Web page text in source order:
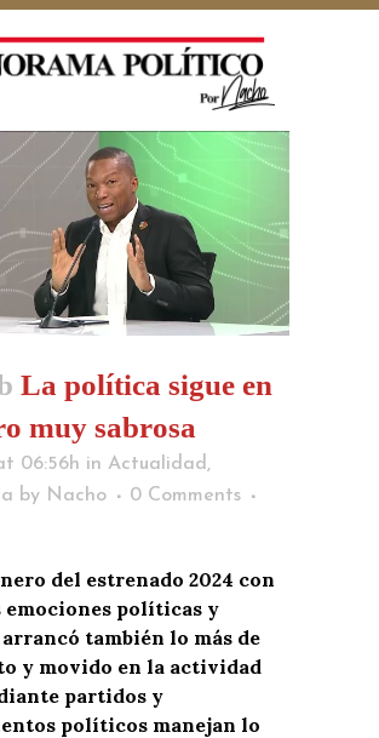
La política sigue en
muy sabrosa
06:56h in Actualidad ,
by Nacho
0 Comments
del estrenado 2024 con
emociones políticas y
también lo más de
y movido en la actividad
partidos y
políticos manejan lo